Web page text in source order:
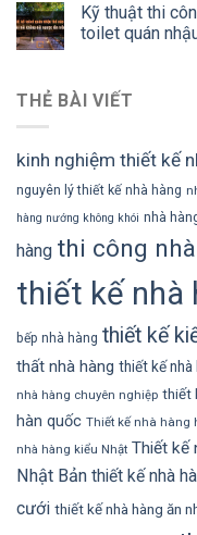
Kỹ thuật thi
toilet quán
THẺ BÀI VIẾT
kinh nghiệm thiết kế
nguyên lý thiết kế nhà hàng
hàng nướng không khói nhà
hàng thi công
thiết kế nhà
bếp nhà hàng thiết kế
thất nhà hàng thiết kế nhà
nhà hàng chuyên nghiệp thiết
hàn quốc Thiết kế nhà hàng
nhà hàng kiểu Nhật Thiết kế
Nhật Bản thiết kế nhà
cưới thiết kế nhà hàng ăn